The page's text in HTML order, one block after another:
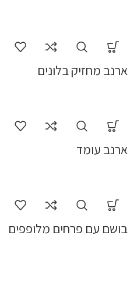
ארנב מחזיק בלונים
ארנב עומד
בושם עם פרחים מלופפים